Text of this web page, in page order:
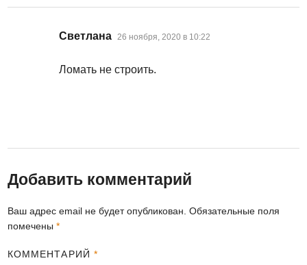
Светлана 26 ноября, 2020 в 10:22
Ломать не строить.
Добавить комментарий
Ваш адрес email не будет опубликован. Обязательные поля
помечены*
КОММЕНТАРИЙ *